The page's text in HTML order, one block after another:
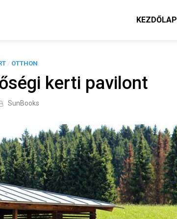
KEZDŐLAP
/ OTTHON
kerti pavilont
SunBooks